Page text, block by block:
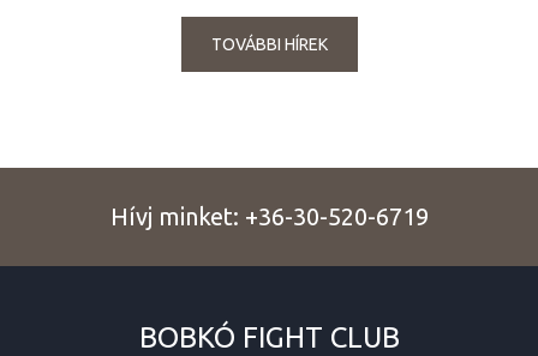
TOVÁBBI HÍREK
Hívj minket: +36-30-520-6719
BOBKÓ FIGHT CLUB